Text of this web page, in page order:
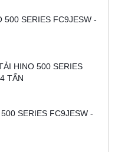
500 SERIES FC9JESW -
HINO 500 SERIES
TẤN
SERIES FC9JESW -